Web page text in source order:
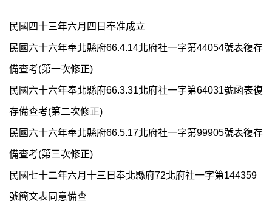
民國四十三年六月四日奉准成立
民國六十六年奉北縣府66.4.14北府社一字第44054號表復存
備查考(第一次修正)
民國六十六年奉北縣府66.3.31北府社一字第64031號函表復
存備查考(第二次修正)
民國六十六年奉北縣府66.5.17北府社一字第99905號表復存
備查考(第三次修正)
民國七十二年六月十三日奉北縣府72北府社一字第144359
號簡文表同意備查